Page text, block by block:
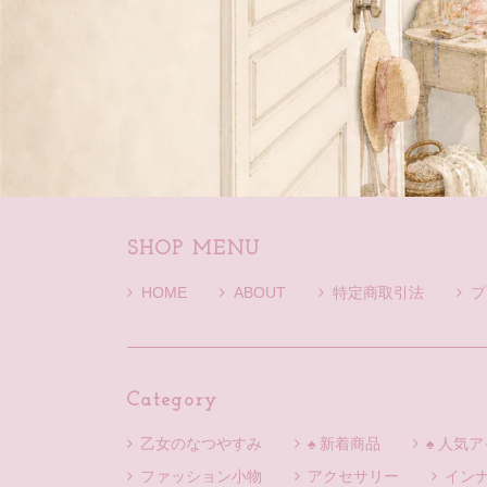
SHOP MENU
HOME ABOUT 特定商取引法
Category
乙女のなつやすみ ♠ 新着商品
♠ 人気
ファッション小物
アクセサリー イン